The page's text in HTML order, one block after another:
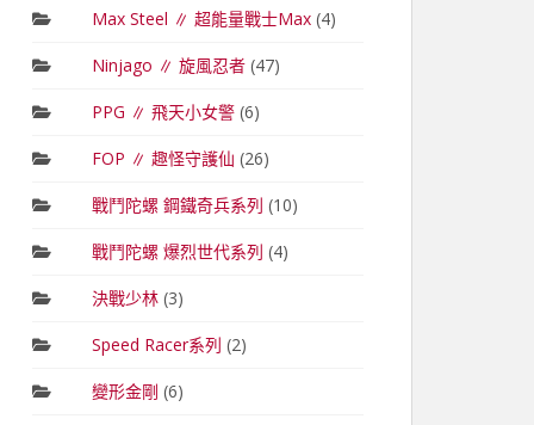
Max Steel ∥ 超能量戰士Max(4)
Ninjago ∥ 旋風忍者(47)
PPG ∥ 飛天小女警(6)
FOP ∥ 趣怪守護仙 (26)
戰鬥陀螺 鋼鐵奇兵系列 (10)
戰鬥陀螺 爆烈世代系列 (4)
決戰少林(3)
Speed Racer系列 (2)
變形金剛 (6)